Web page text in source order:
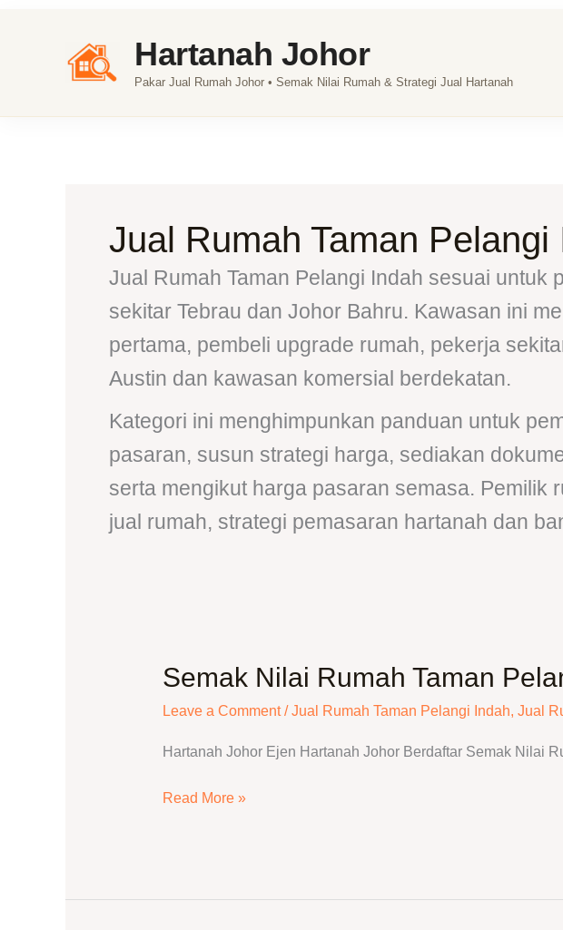
Hartanah Johor
Pakar Jual Rumah Johor • Semak Nilai Rumah & Strategi Jual Hartanah
Jual Rumah Taman Pelangi
Jual Rumah Taman Pelangi Indah sesuai
sekitar Tebrau dan Johor Bahru. Kawasan ini
pertama, pembeli upgrade rumah, pekerja
Austin dan kawasan komersial berdekatan.
Kategori ini menghimpunkan panduan untuk
pasaran, susun strategi harga, sediakan
serta mengikut harga pasaran semasa. Pemilik
jual rumah, strategi pemasaran hartanah dan
Semak Nilai Rumah Taman
Leave a Comment /Jual Rumah Taman Pelangi Indah, Jual
Hartanah Johor Ejen Hartanah Johor Berdaftar Semak Nilai
Semak
Rumah
Taman
Indah
Read More »